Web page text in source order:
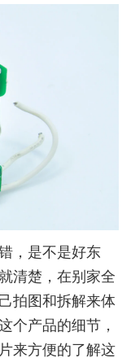
，是不是好东
清楚，在别家全
拍图和拆解来体
个产品的细节，
来方便的了解这